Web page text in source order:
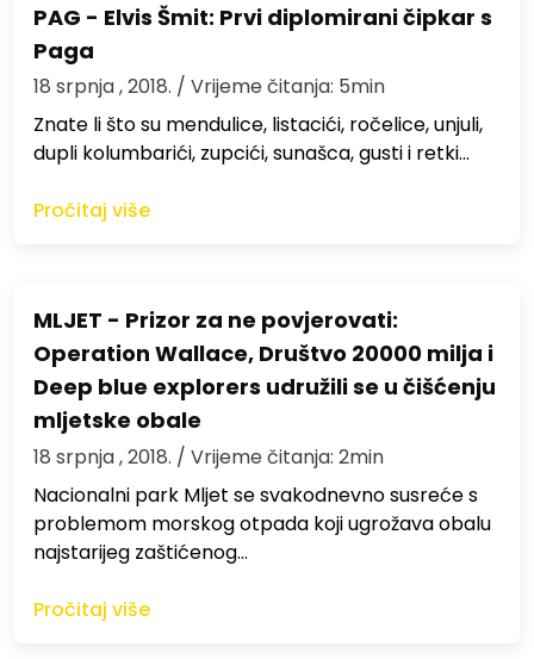
PAG - Elvis Šmit: Prvi diplomirani čipkar s
Paga
18 srpnja , 2018. / Vrijeme čitanja: 5min
Znate li što su mendulice, listacići, ročelice, unjuli,
dupli kolumbarići, zupcići, sunašca, gusti i retki…
Pročitaj više
MLJET - Prizor za ne povjerovati:
Operation Wallace, Društvo 20000 milja i
Deep blue explorers udružili se u čišćenju
mljetske obale
18 srpnja , 2018. / Vrijeme čitanja: 2min
Nacionalni park Mljet se svakodnevno susreće s
problemom morskog otpada koji ugrožava obalu
najstarijeg zaštićenog…
Pročitaj više